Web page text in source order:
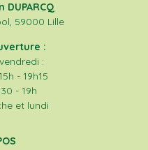
59000 Lille
:
:
- 19h15
- 19h
et lundi